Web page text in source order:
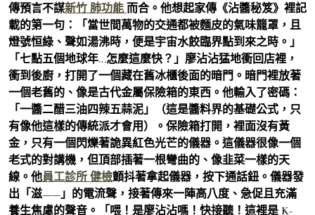
傳預言不謀新竹 肺功能 而合。他想起家傳《沾醬秘笈》裡記
載的第一句：「當世間萬物的交通都被麵皮的氣味籠罩，且
燈號恒綠、聲如湯沸時，便是宇宙水餃臨界點到來之時。」
「七點五個地球年…怎麼這麼快？」廖沾沾猛地衝回店裡，
衝到後廚，打開了一個藏在舊冰櫃後面的暗門。暗門裡放著
一個老舊的、像是古代金屬保險箱的東西。他輸入了密碼：
「一醬二醋三油四辣五蒜泥」（這是醬料界的基礎公式，只
有像他這樣的傳統派才會用）。保險箱打開，裡面沒有黃
金，只有一個閃爍著詭異紅色光芒的儀器。這儀器很像一個
老式的對講機，但頂部插著一根彎曲的、像韭菜一樣的天
線。他員工診所 健檢顫抖著拿起儀器，按下通話鈕。儀器發
出「滋——」的電流聲，接著傳來一陣高八度、急促且充滿
養生焦慮的聲音。「喂！是廖沾沾嗎！快接聽！這裡是 K-